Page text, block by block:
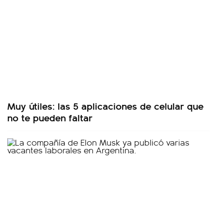
Muy útiles: las 5 aplicaciones de celular que
no te pueden faltar